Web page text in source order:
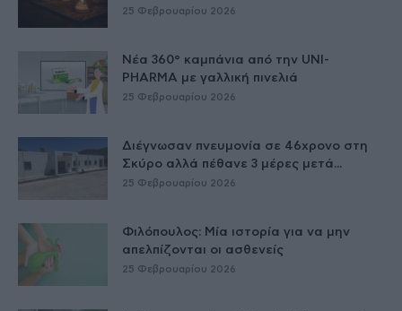
25 Φεβρουαρίου 2026
Νέα 360° καμπάνια από την UNI-
PHARMA με γαλλική πινελιά
25 Φεβρουαρίου 2026
Διέγνωσαν πνευμονία σε 46χρονο στη
Σκύρο αλλά πέθανε 3 μέρες μετά...
25 Φεβρουαρίου 2026
Φιλόπουλος: Μία ιστορία για να μην
απελπίζονται οι ασθενείς
25 Φεβρουαρίου 2026